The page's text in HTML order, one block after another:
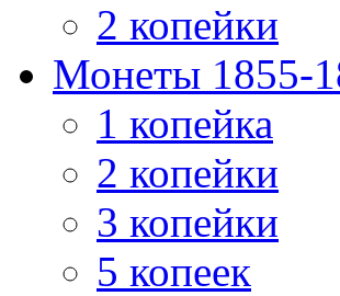
2 копейки
Монеты 1855-
1 копейка
2 копейки
3 копейки
5 копеек